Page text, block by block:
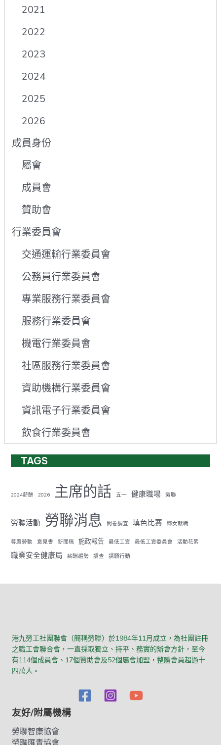
2021
2022
2023
2024
2025
2026
成員身份
屬會
成員會
贊助會
行業委員會
交通運輸行業委員會
公務員行業委員會
專業服務行業委員會
服務行業委員會
機電行業委員會
社區服務行業委員會
資助機構行業委員會
資訊電子行業委員會
飲食行業委員會
TAGS
2024薪酬 2026 主席的話 五一 健康職場 勞聯
勞聯活動 勞聯消息 問卷調查 填色比賽 婦女就職
尊嚴勞動 意見書 新聞稿 施政報告 最低工資 最低工資委員會 活動花絮
職業安全健康局 薪酬趨勢 調查 請願行動
港九勞工社團聯會（簡稱勞聯）於1984年11月成立，為社團註冊
之職工會聯合會，一直採取獨立、持平、務實的辦會方針，至今
有114個成員會、17個贊助會及52個屬會加盟，整體會員超過十
四萬人。
友好/附屬機構
勞聯智康協會
勞聯匯青協會